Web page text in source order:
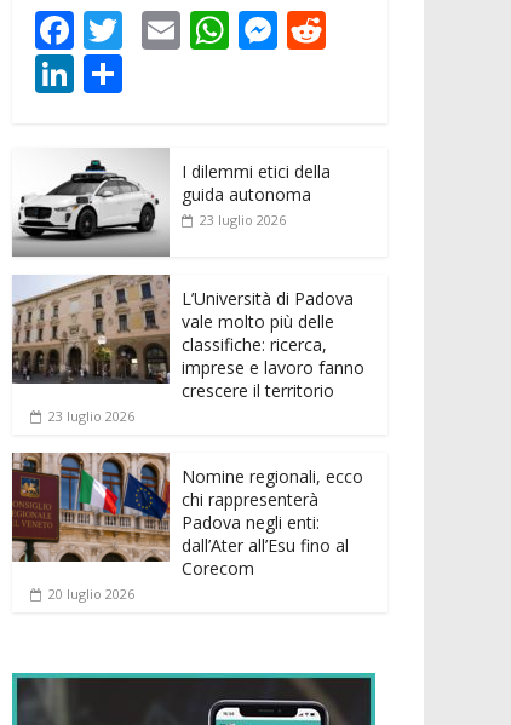
F
ac
e
b
o
o
k
T
er
E W
A
p
M
n
g
t
Li
k
e
dI
n
n
di
vi
di
I dilemmi etici della
guida autonoma
23 luglio 2026
L’Università di Padova
vale molto più delle
classifiche: ricerca,
imprese e lavoro fanno
crescere il territorio
23 luglio 2026
Nomine regionali, ecco
chi rappresenterà
Padova negli enti:
dall’Ater all’Esu fino al
Corecom
20 luglio 2026